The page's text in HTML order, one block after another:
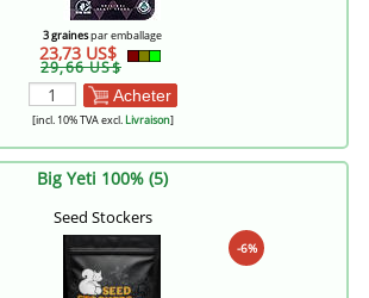
3 grainespar emballage
23,73 US$
29,66 US$
Acheter
[incl. 10% TVA excl.Livraison]
Big Yeti 100% (5)
Seed Stockers
-6%